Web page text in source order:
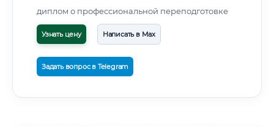
диплом о профессиональной переподготовке
Узнать цену Написать в Max
Задать вопрос в Telegram